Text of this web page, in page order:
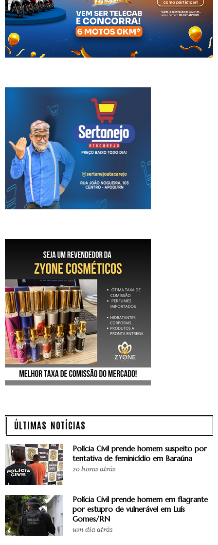
ÚLTIMAS NOTÍCIAS
Polícia Civil prende homem suspeito por
tentativa de feminicídio em Baraúna
20 horas atrás
Polícia Civil prende homem em flagrante
por estupro de vulnerável em Luís
Gomes/RN
um dia atrás